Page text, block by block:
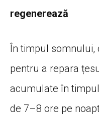
regenerează
În timpul somnului,
pentru a repara
acumulate în
de 7–8 ore pe